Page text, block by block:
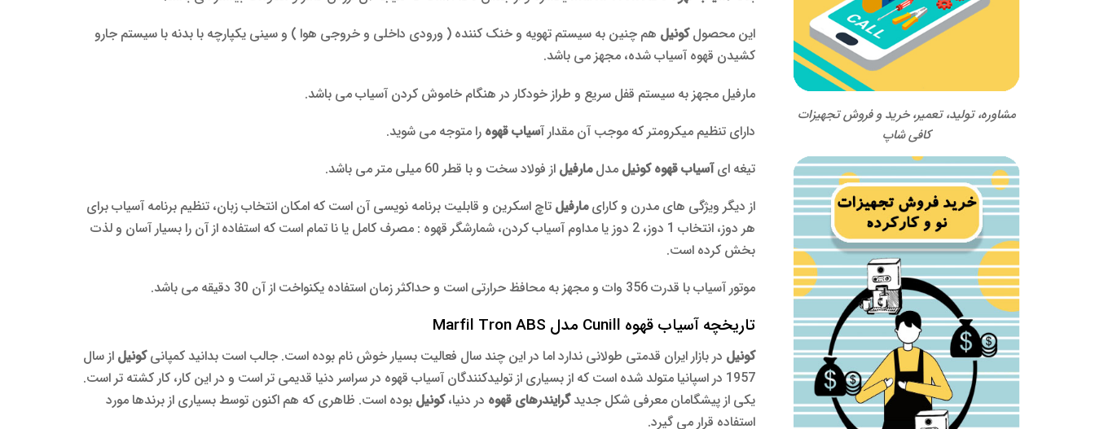
این محصول کونیل هم چنین به سیستم تهویه و خنک کننده ( ورودی داخلی و خروجی هوا ) و سینی یکپارچه با بدنه با سیستم جارو
کشیدن قهوه آسیاب شده، مجهز می باشد.
مارفیل مجهز به سیستم قفل سریع و طراز خودکار در هنگام خاموش کردن آسیاب می باشد.
دارای تنظیم میکرومتر که موجب آن مقدار آسیاب قهوه را متوجه می شوید.
تیغه ایآسیاب قهوه کونیل مدل مارفیل از فولاد سخت و با قطر 60 میلی متر می باشد.
از دیگر ویژگی های مدرن و کارایمارفیل تاچ اسکرین و قابلیت برنامه نویسی آن است که امکان انتخاب زبان، تنظیم برنامه آسیاب برای
هر دوز، انتخاب 1 دوز، 2 دوز یا مداوم آسیاب کردن، شمارشگر قهوه : مصرف کامل یا نا تمام است که استفاده از آن را بسیار آسان و لذت
بخش کرده است.
موتور آسیاب با قدرت 356 وات و مجهز به محافظ حرارتی است و حداکثر زمان استفاده یکنواخت از آن 30 دقیقه می باشد.
تاریخچه آسیاب قهوه Cunill مدل Marfil Tron ABS
کونیل در بازار ایران قدمتی طولانی ندارد اما در این چند سال فعالیت بسیار خوش نام بوده است. جالب است بدانید کمپانیکونیل از سال
1957 در اسپانیا متولد شده است که از بسیاری از تولیدکنندگان آسیاب قهوه در سراسر دنیا قدیمی تر است و در این کار، کار کشته تر است.
یکی از پیشگامان معرفی شکل جدیدگرایندرهای قهوه در دنیا،کونیل بوده است. ظاهری که هم اکنون توسط بسیاری از برندها مورد
استفاده قرار می گیرد.
مشاوره، تولید، تعمیر، خرید و فروش تجهیزات
کافی شاپ